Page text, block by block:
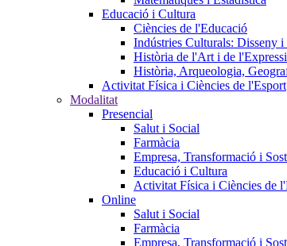
Educació i Cultura
Ciències de l'Educació
Indústries Culturals: Disseny
Història de l'Art i de
Història, Arqueologia,
Activitat Física i Ciències de l'Esport
Modalitat
Presencial
Salut i Social
Farmàcia
Empresa, Transformació i
Educació i Cultura
Activitat Física i Ciències de
Online
Salut i Social
Farmàcia
Empresa, Transformació i